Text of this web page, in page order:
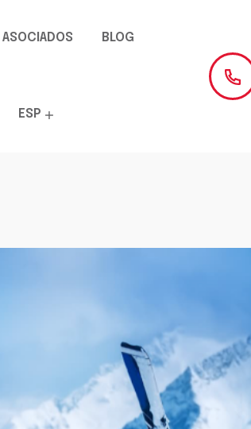
ASOCIADOS BLOG
ESP